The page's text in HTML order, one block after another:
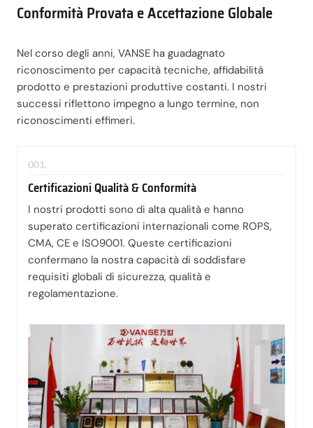
Conformità Provata e Accettazione Globale
Nel corso degli anni, VANSE ha guadagnato
riconoscimento per capacità tecniche, affidabilità
prodotto e prestazioni produttive costanti. I nostri
successi riflettono impegno a lungo termine, non
riconoscimenti effimeri.
001.
Certificazioni Qualità & Conformità
I nostri prodotti sono di alta qualità e hanno
superato certificazioni internazionali come ROPS,
CMA, CE e ISO9001. Queste certificazioni
confermano la nostra capacità di soddisfare
requisiti globali di sicurezza, qualità e
regolamentazione.